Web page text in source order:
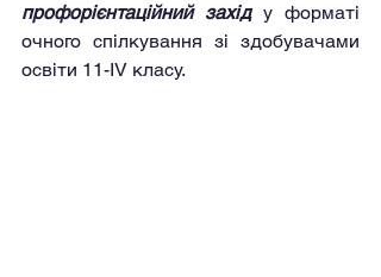
профорієнтаційний захід у форматі
очного спілкування зі здобувачами
освіти 11-IV класу.